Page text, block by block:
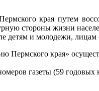
края путем
стороны жизни
детям и молодежи,
Пермского края»
газеты (59